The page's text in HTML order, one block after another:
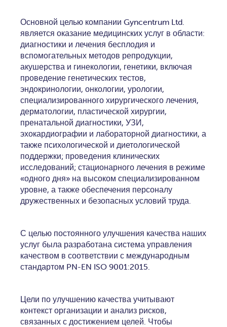
Основной целью компании Gyncentrum Ltd.
является оказание медицинских услуг в области:
диагностики и лечения бесплодия и
вспомогательных методов репродукции,
акушерства и гинекологии, генетики, включая
проведение генетических тестов,
эндокринологии, онкологии, урологии,
специализированного хирургического лечения,
дерматологии, пластической хирургии,
пренатальной диагностики, УЗИ,
эхокардиографии и лабораторной диагностики, а
также психологической и диетологической
поддержки; проведения клинических
исследований; стационарного лечения в режиме
«одного дня» на высоком специализированном
уровне, а также обеспечения персоналу
дружественных и безопасных условий труда.
С целью постоянного улучшения качества наших
услуг была разработана система управления
качеством в соответствии с международным
стандартом PN-EN ISO 9001:2015.
Цели по улучшению качества учитывают
контекст организации и анализ рисков,
связанных с достижением целей. Чтобы